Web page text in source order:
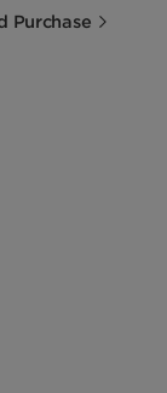
Purchase